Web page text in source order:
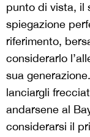
punto di vista, il
spiegazione
riferimento,
considerarlo
sua
lanciargli
andarsene al
considerarsi il